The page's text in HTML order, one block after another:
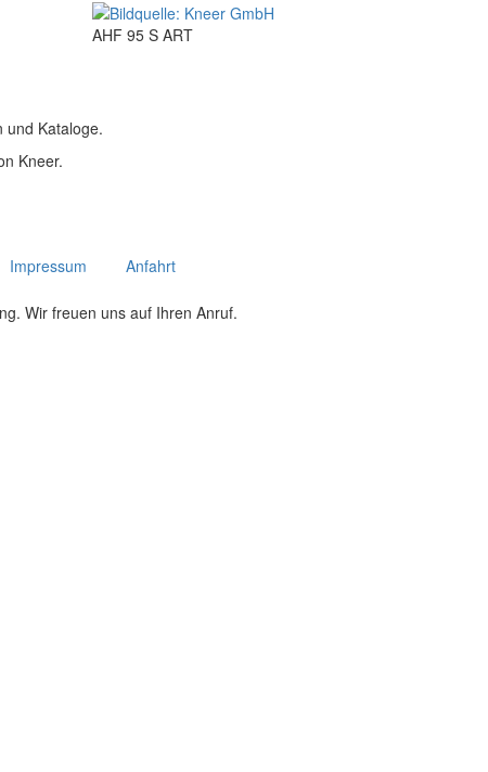
AHF 95 S ART
Kataloge.
Kneer.
Impressum Anfahrt
Wir freuen uns auf Ihren Anruf.